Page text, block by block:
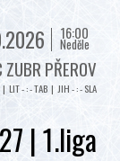
16:00
Neděle
PŘEROV
LIT - : - TAB | JIH - : - SLA
| 1.liga